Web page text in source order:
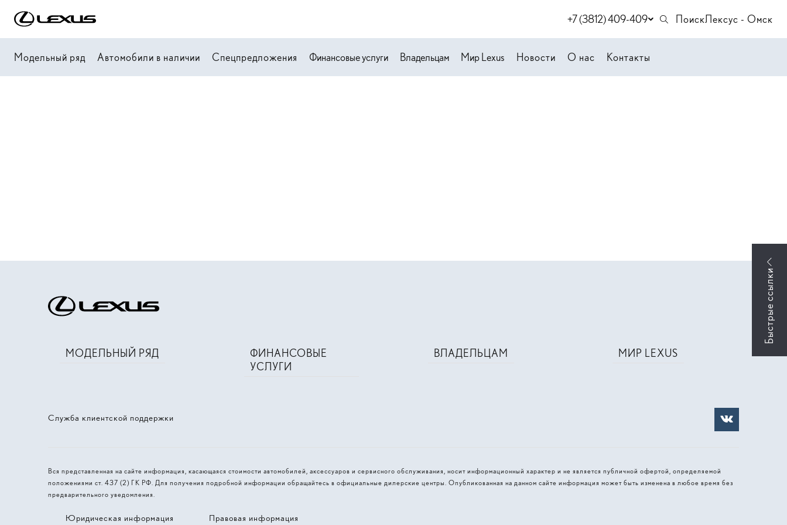
+7 (3812) 409-409 ПоискЛексус - Омск
Модельный ряд Автомобили в наличии Спецпредложения Финансовые услуги Владельцам Мир Lexus Новости О нас Контакты
Служба клиентской поддержки
МОДЕЛЬНЫЙ РЯД
ФИНАНСОВЫЕ
УСЛУГИ
ВЛАДЕЛЬЦАМ МИР LEXUS
Вся представленная на сайте информация, касающаяся стоимости автомобилей, аксессуаров и сервисного обслуживания, носит информационный характер и не является публичной офертой, определяемой
положениями ст. 437 (2) ГК РФ. Для получения подробной информации обращайтесь в официальные дилерские центры. Опубликованная на данном сайте информация может быть изменена в любое время без
предварительного уведомления.
Юридическая информация Правовая информация